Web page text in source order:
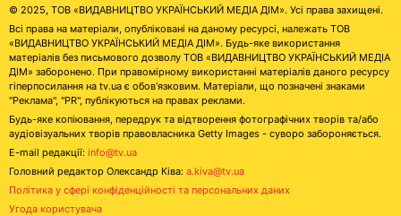
© 2025, ТОВ «ВИДАВНИЦТВО УКРАЇНСЬКИЙ МЕДІА ДІМ». Усі права захищені.
Всі права на матеріали, опубліковані на даному ресурсі, належать ТОВ
«ВИДАВНИЦТВО УКРАЇНСЬКИЙ МЕДІА ДІМ». Будь-яке використання
матеріалів без письмового дозволу ТОВ «ВИДАВНИЦТВО УКРАЇНСЬКИЙ МЕДІА
ДІМ» заборонено. При правомірному використанні матеріалів даного ресурсу
гіперпосилання на tv.ua є обов'язковим. Матеріали, що позначені знаками
"Реклама", "PR", публікуються на правах реклами.
Будь-яке копіювання, передрук та відтворення фотографічних творів та/або
аудіовізуальних творів правовласника Getty Images - суворо забороняється.
E-mail редакції: info@tv.ua
Головний редактор Олександр Ківа: a.kiva@tv.ua
Політика у сфері конфіденційності та персональних даних
Угода користувача